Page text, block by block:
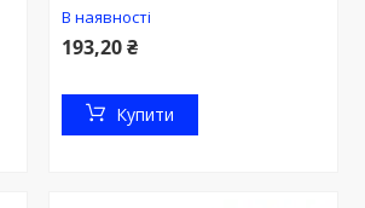
В наявності
193,20 ₴
Купити